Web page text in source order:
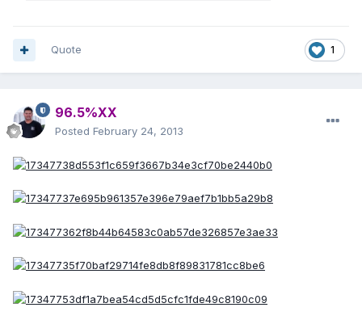
1
Quote
96.5%XX
Posted February 24, 2013